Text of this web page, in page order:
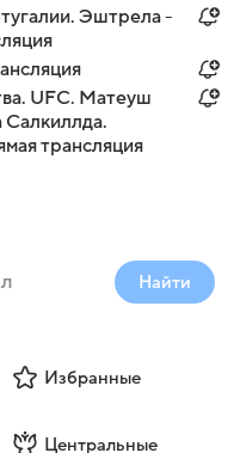
Эштрела -
UFC. Матеуш
Салкиллда.
трансляция
Найти
Избранные
Центральные